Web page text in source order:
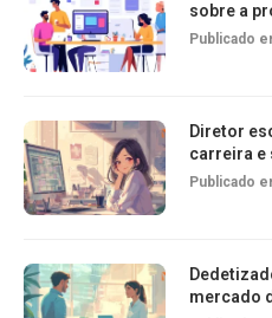
sobre a
Publicado
Diretor
carreira e
Publicado
mercado